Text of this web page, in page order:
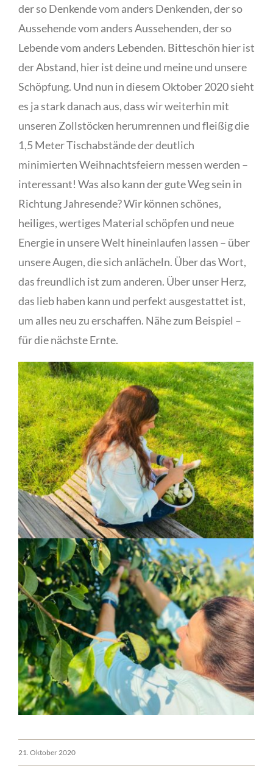
der so Denkende vom anders Denkenden, der so
Aussehende vom anders Aussehenden, der so
Lebende vom anders Lebenden. Bitteschön hier ist
der Abstand, hier ist deine und meine und unsere
Schöpfung. Und nun in diesem Oktober 2020 sieht
es ja stark danach aus, dass wir weiterhin mit
unseren Zollstöcken herumrennen und fleißig die
1,5 Meter Tischabstände der deutlich
minimierten Weihnachtsfeiern messen werden –
interessant! Was also kann der gute Weg sein in
Richtung Jahresende? Wir können schönes,
heiliges, wertiges Material schöpfen und neue
Energie in unsere Welt hineinlaufen lassen – über
unsere Augen, die sich anlächeln. Über das Wort,
das freundlich ist zum anderen. Über unser Herz,
das lieb haben kann und perfekt ausgestattet ist,
um alles neu zu erschaffen. Nähe zum Beispiel –
für die nächste Ernte.
21. Oktober 2020